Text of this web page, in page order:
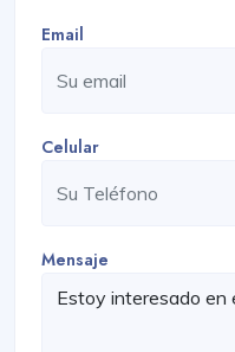
Email
Celular
Mensaje